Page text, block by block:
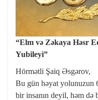
“Elm və Zəkaya Həsr
Yubileyi”
Hörmətli Şaiq Əsgərov,
Bu gün həyat yolunuzun
bir insanın deyil, həm